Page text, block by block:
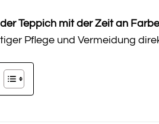
Teppich mit der Zeit an
Pflege und Vermeidung